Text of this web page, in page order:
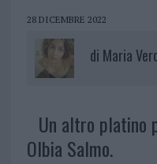
28 DICEMBRE 2022
di Maria
Un altro platino
Olbia Salmo.